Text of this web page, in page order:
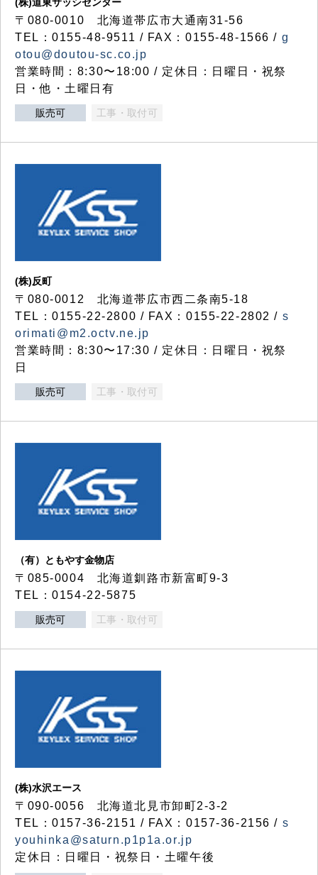
〒080-0010 北海道帯広市大通南31-56
TEL：0155-48-9511 / FAX：0155-48-1566 / g
otou@doutou-sc.co.jp
営業時間：8:30〜18:00 / 定休日：日曜日・祝祭
日・他・土曜日有
販売可 工事・取付可
(株)反町
〒080-0012 北海道帯広市西二条南5-18
TEL：0155-22-2800 / FAX：0155-22-2802 / s
orimati@m2.octv.ne.jp
営業時間：8:30〜17:30 / 定休日：日曜日・祝祭
日
販売可 工事・取付可
（有）ともやす金物店
〒085-0004 北海道釧路市新富町9-3
TEL：0154-22-5875
販売可 工事・取付可
(株)水沢エース
〒090-0056 北海道北見市卸町2-3-2
TEL：0157-36-2151 / FAX：0157-36-2156 / s
youhinka@saturn.p1p1a.or.jp
定休日：日曜日・祝祭日・土曜午後